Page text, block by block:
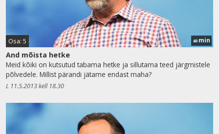
Osa: 5 40 min
And mõista hetke
Meid kõiki on kutsutud tabama hetke ja sillutama teed järgmistele
põlvedele. Millist pärandi jätame endast maha?
L 11.5.2013 kell 18.30